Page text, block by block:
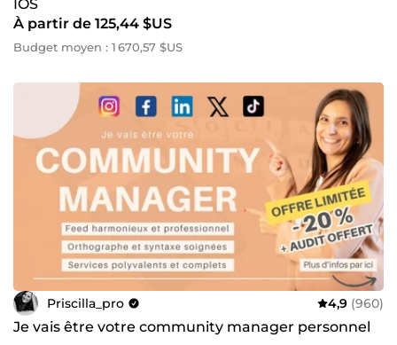
IOS
À partir de 125,44 $US
Budget moyen : 1 670,57 $US
Priscilla_pro 4,9 (960)
Je vais être votre community manager personnel